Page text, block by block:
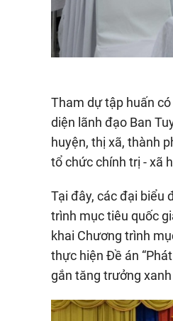
Tham dự tập huấn
diện lãnh đạo Ban
huyện, thị xã, thành
tổ chức chính trị - xã
Tại đây, các đại biểu
trình mục tiêu quốc
khai Chương trình
thực hiện Đề án
gắn tăng trưởng